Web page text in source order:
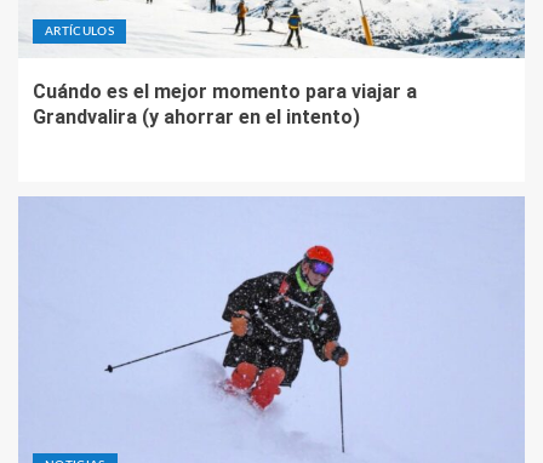
ARTÍCULOS
Cuándo es el mejor momento para viajar a
Grandvalira (y ahorrar en el intento)